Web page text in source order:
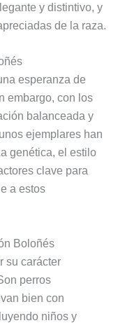
y distintivo, y
de la raza.
esperanza de
embargo, con los
balanceada y
ejemplares han
genética, el estilo
clave para
a estos
Boloñés
su carácter
perros
bien con
niños y